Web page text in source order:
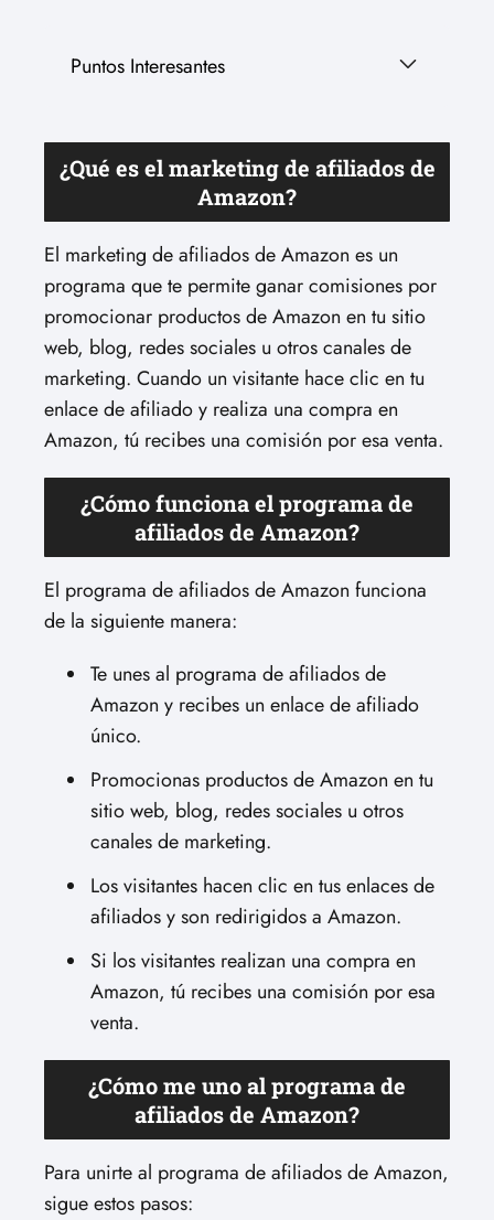
Puntos Interesantes
¿Qué es el marketing de afiliados de
Amazon?
El marketing de afiliados de Amazon es un
programa que te permite ganar comisiones por
promocionar productos de Amazon en tu sitio
web, blog, redes sociales u otros canales de
marketing. Cuando un visitante hace clic en tu
enlace de afiliado y realiza una compra en
Amazon, tú recibes una comisión por esa venta.
¿Cómo funciona el programa de
afiliados de Amazon?
El programa de afiliados de Amazon funciona
de la siguiente manera:
Te unes al programa de afiliados de
Amazon y recibes un enlace de afiliado
único.
Promocionas productos de Amazon en tu
sitio web, blog, redes sociales u otros
canales de marketing.
Los visitantes hacen clic en tus enlaces de
afiliados y son redirigidos a Amazon.
Si los visitantes realizan una compra en
Amazon, tú recibes una comisión por esa
venta.
¿Cómo me uno al programa de
afiliados de Amazon?
Para unirte al programa de afiliados de Amazon,
sigue estos pasos: